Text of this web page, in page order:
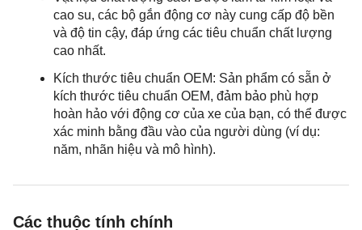
cao su, các bộ gắn động cơ này cung cấp độ bền
và độ tin cậy, đáp ứng các tiêu chuẩn chất lượng
cao nhất.
Kích thước tiêu chuẩn OEM: Sản phẩm có sẵn ở
kích thước tiêu chuẩn OEM, đảm bảo phù hợp
hoàn hảo với động cơ của xe của bạn, có thể được
xác minh bằng đầu vào của người dùng (ví dụ:
năm, nhãn hiệu và mô hình).
Các thuộc tính chính